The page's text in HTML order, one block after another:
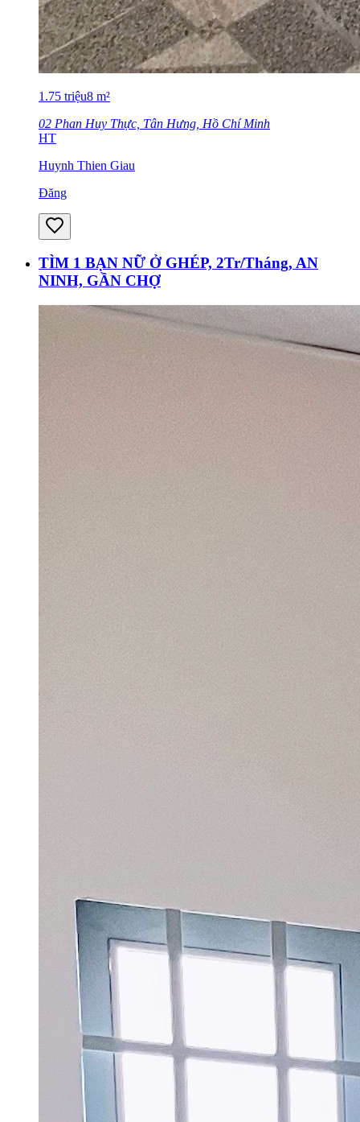
1.75 triệu8 m²
02 Phan Huy Thực, Tân Hưng, Hồ Chí Minh
HT
Huynh Thien Giau
Đăng
TÌM 1 BẠN NỮ Ở GHÉP, 2Tr/Tháng, AN
NINH, GẦN CHỢ